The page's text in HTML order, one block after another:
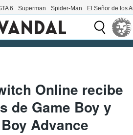
6 Superman Spider-Man El Señor de los
Online recibe
de Game Boy y
Advance